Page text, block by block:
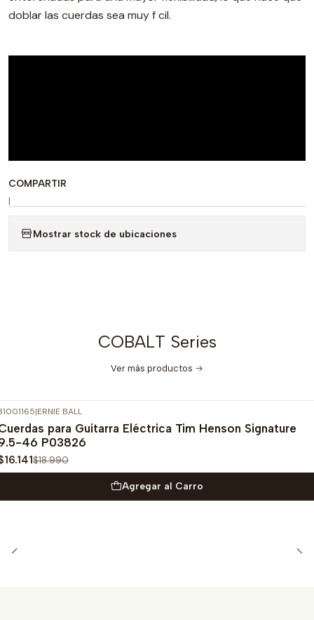
doblar las cuerdas sea muy f cil.
COMPARTIR
|
Mostrar stock de ubicaciones
COBALT Series
Ver más productos
OFF
|ERNIE BALL
para Guitarra Eléctrica Tim Henson Signature
46 P03826
$18.990
Agregar al Carro